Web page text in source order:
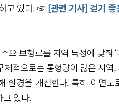
고 있다. ☞[관련 기사] 걷기
주요 보행로를 지역 특성에 맞춰
체적으로는 통행량이 많은 지역
환경을 개선한다. 특히 이면
고 있다.